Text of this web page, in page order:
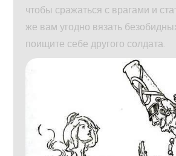
чтобы сражаться с врагами и
же вам угодно вязать
поищите себе другого солдата.